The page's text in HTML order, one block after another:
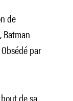
de
Batman
par
de sa